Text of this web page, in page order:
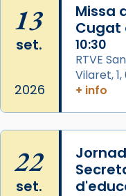
L’arquebisbe de
Josep Omella, ha
concelebrat el
Mons. David
📸 Dr. G. Simón
13
set.
2026
Missa
Cugat
10:30
RTVE
Vilaret,
+ info
22
set.